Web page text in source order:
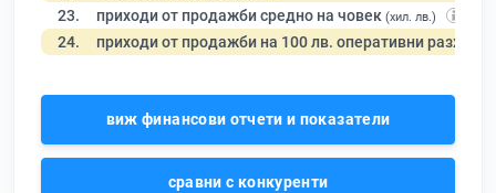
23. приходи от продажби средно на човек (хил. лв.)
24. приходи от продажби на 100 лв. оперативни разходи
виж финансови отчети и показатели
сравни с конкуренти